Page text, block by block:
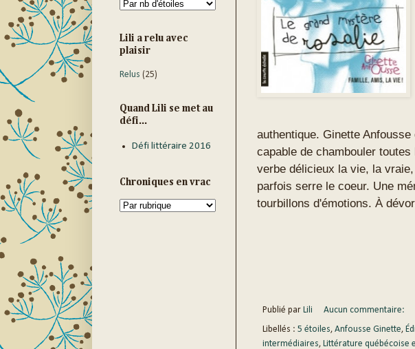
authentique. Ginette
capable de chambouler
verbe délicieux la vie, la
parfois serre le coeur. Une
tourbillons d'émotions. À
Publié par Lili Aucun commentaire:
Libellés : 5 étoiles, Anfousse Ginette,
intermédiaires, Littérature québécoise
Lili a relu avec
plaisir
Relus (25)
Quand Lili se met au
défi...
Défi littéraire 2016
Chroniques en vrac